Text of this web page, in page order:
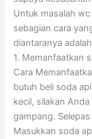
Untuk masalah
sebagian cara
diantaranya
1. Memanfaatkan
Cara
butuh beli soda
kecil, silakan
gampang.
Masukkan soda